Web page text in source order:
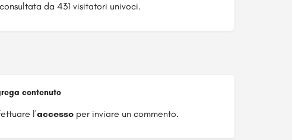
da 431 visitatori univoci.
contenuto
l'accessoper inviare un commento.